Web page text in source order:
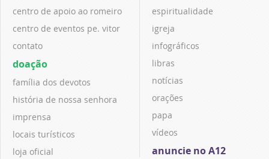
centro de apoio ao romeiro
centro de eventos pe. vitor
contato
doação
família dos devotos
história de nossa senhora
imprensa
locais turísticos
loja oficial
espiritualidade
igreja
infográficos
libras
notícias
orações
papa
vídeos
anuncie no A12